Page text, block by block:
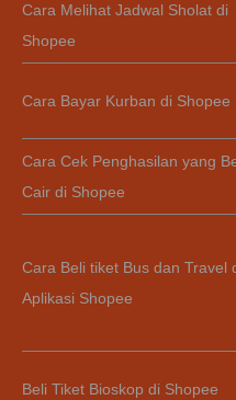
Cara Melihat Jadwal Sholat di
Shopee
Cara Bayar Kurban di Shopee
Cara Cek Penghasilan yang
Cair di Shopee
Cara Beli tiket Bus dan Travel
Aplikasi Shopee
Beli Tiket Bioskop di Shopee